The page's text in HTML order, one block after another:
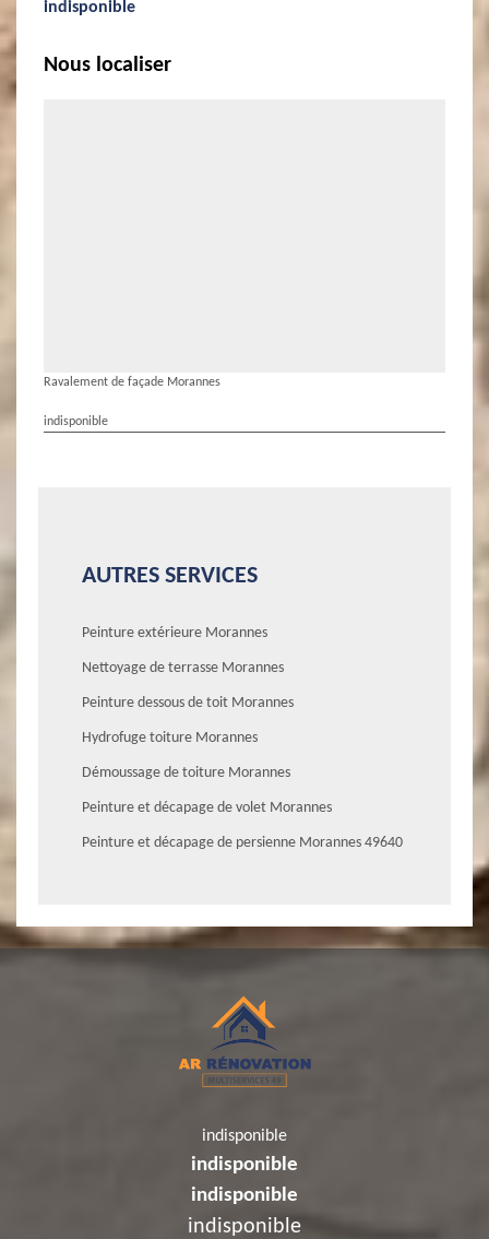
indisponible
Nous localiser
Ravalement de façade Morannes
indisponible
AUTRES SERVICES
Peinture extérieure Morannes
Nettoyage de terrasse Morannes
Peinture dessous de toit Morannes
Hydrofuge toiture Morannes
Démoussage de toiture Morannes
Peinture et décapage de volet Morannes
Peinture et décapage de persienne Morannes 49640
indisponible
indisponible
indisponible
indisponible